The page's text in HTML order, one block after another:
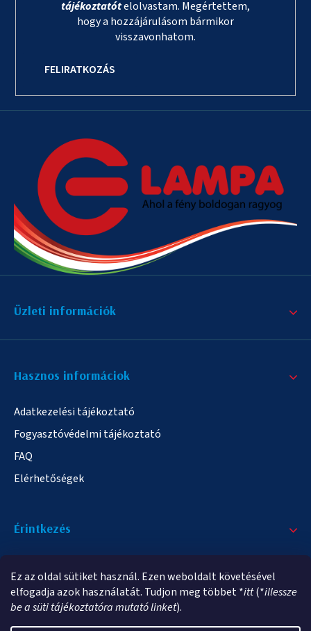
Ez az oldal sütiket használ. Ezen weboldalt követésével
elfogadja azok használatát. Tudjon meg többet *itt(*illessze
be a süti tájékoztatóra mutató linket).
tájékoztatótelolvastam. Megértettem,
hogy a hozzájárulásom bármikor
visszavonhatom.
FELIRATKOZÁS
Üzleti információk
Hasznos informáciok
Adatkezelési tájékoztató
Fogyasztóvédelmi tájékoztató
FAQ
Elérhetőségek
Érintkezés
info@elampa.hu